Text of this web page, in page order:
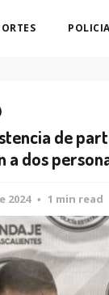
de
a dos
2024 1 min read